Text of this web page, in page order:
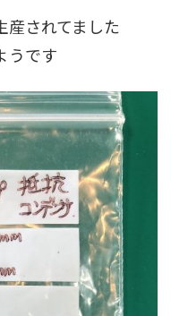
されてました
うです